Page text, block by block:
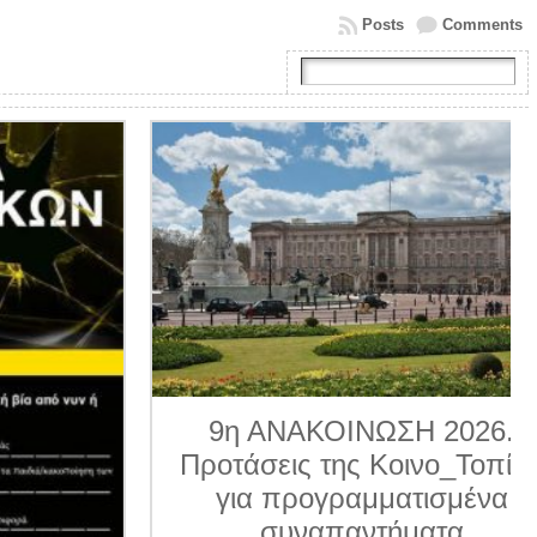
Comments
Posts
9η ΑΝΑΚΟΙΝΩΣΗ 2026.
Προτάσεις της Κοινο_Τοπίας
για προγραμματισμένα